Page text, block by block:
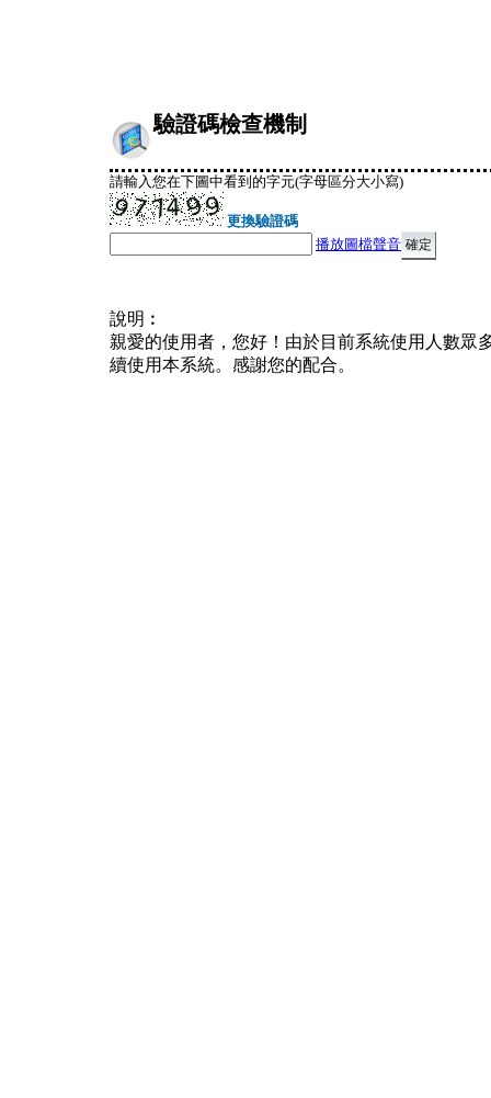
驗證碼檢查機制
請輸入您在下圖中看到的字元(字母區分大小寫)
更換驗證碼
播放圖檔聲音
說明︰
親愛的使用者，您好！由於目前系統使用人數眾
續使用本系統。感謝您的配合。